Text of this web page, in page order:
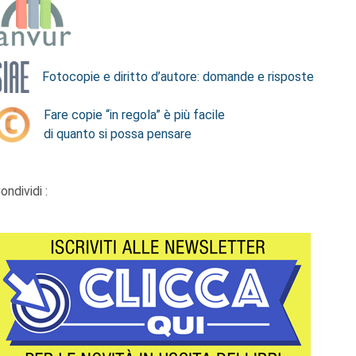
Fotocopie e diritto d’autore: domande e risposte
Fare copie “in regola” è più facile
di quanto si possa pensare
: